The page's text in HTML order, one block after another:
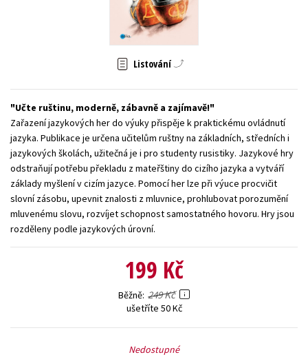
Zahraniční literatura
Listování
Učte ruštinu, moderně, zábavně a zajímavě!
Zařazení jazykových her do výuky přispěje k praktickému ovládnutí
jazyka. Publikace je určena učitelům ruštny na základních, středních i
jazykových školách, užitečná je i pro studenty rusistiky. Jazykové hry
odstraňují potřebu překladu z mateřštiny do cizího jazyka a vytváří
základy myšlení v cizím jazyce. Pomocí her lze při výuce procvičit
slovní zásobu, upevnit znalosti z mluvnice, prohlubovat porozumění
mluvenému slovu, rozvíjet schopnost samostatného hovoru. Hry jsou
rozděleny podle jazykových úrovní.
199 Kč
Běžně 249 Kč
ušetříte 50 Kč
Nedostupné